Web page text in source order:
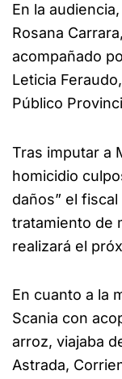
En la
Rosana
acompañado
Leticia
Público
Tras imputar a
homicidio
daños” el
tratamiento de
realizará el
En cuanto a la
Scania con
arroz, viajaba
Astrada,